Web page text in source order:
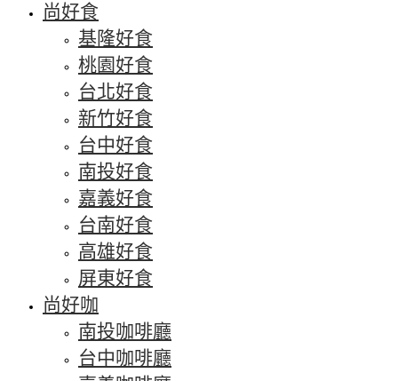
尚好食
基隆好食
桃園好食
台北好食
新竹好食
台中好食
南投好食
嘉義好食
台南好食
高雄好食
屏東好食
尚好咖
南投咖啡廳
台中咖啡廳